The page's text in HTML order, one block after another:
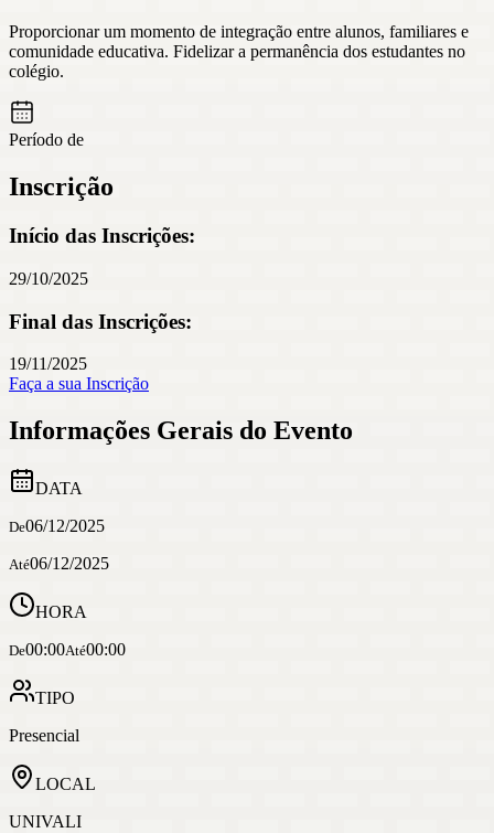
Proporcionar um momento de integração entre alunos, familiares e
comunidade educativa. Fidelizar a permanência dos estudantes no
colégio.
Período de
Inscrição
Início das Inscrições:
29/10/2025
Final das Inscrições:
19/11/2025
Faça a sua Inscrição
Informações Gerais do Evento
DATA
De06/12/2025
Até06/12/2025
HORA
De00:00Até00:00
TIPO
Presencial
LOCAL
UNIVALI